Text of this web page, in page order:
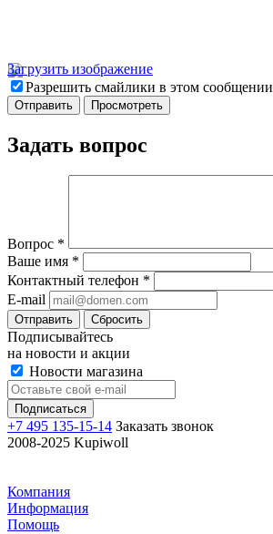
Загрузить изображение
Разрешить смайлики в этом сообщении
Задать вопрос
Вопрос *
Ваше имя *
Контактный телефон *
E-mail
Отправить Сбросить
Подписывайтесь
на новости и акции
Новости магазина
+7 495 135-15-14 Заказать звонок
2008-2025 Kupiwoll
Компания
Информация
Помощь